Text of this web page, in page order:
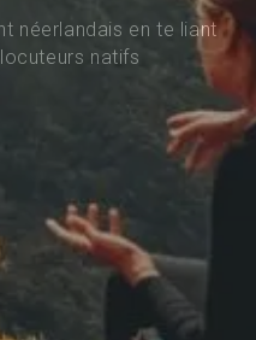
néerlandais en te liant
natifs